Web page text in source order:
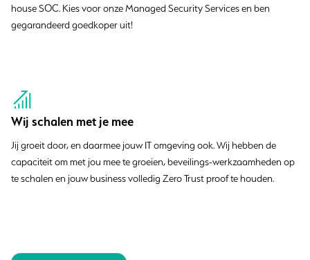
house SOC. Kies voor onze Managed Security Services en ben
gegarandeerd goedkoper uit!
Wij schalen met je mee
Jij groeit door, en daarmee jouw IT omgeving ook. Wij hebben de
capaciteit om met jou mee te groeien, beveilings-werkzaamheden op
te schalen en jouw business volledig Zero Trust proof te houden.